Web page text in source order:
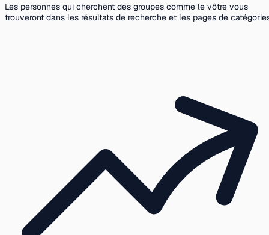
Les personnes qui cherchent des groupes comme le vôtre vous
trouveront dans les résultats de recherche et les pages de